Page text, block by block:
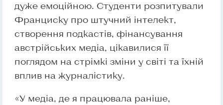
дуже емоційною. Студенти розпитували
Франциску про штучний інтелект,
створення подкастів, фінансування
австрійських медіа, цікавилися її
поглядом на стрімкі зміни у світі та їхній
вплив на журналістику.
«У медіа, де я працювала раніше,